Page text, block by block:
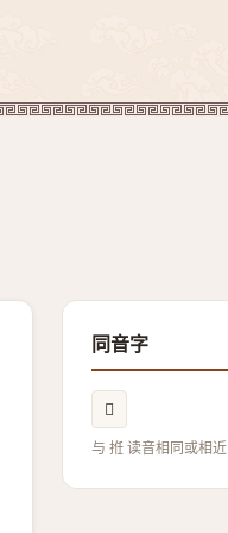
同音字
𨏝
与 拰 读音相同或相近